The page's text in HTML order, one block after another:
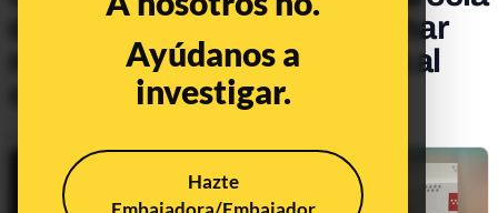
Ayúdanos a
investigar.
Hazte
demasiado pronto para tomar
medidas de cara a la vuelta al